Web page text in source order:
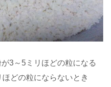
3～5ミリほどの粒になる
どの粒にならないとき